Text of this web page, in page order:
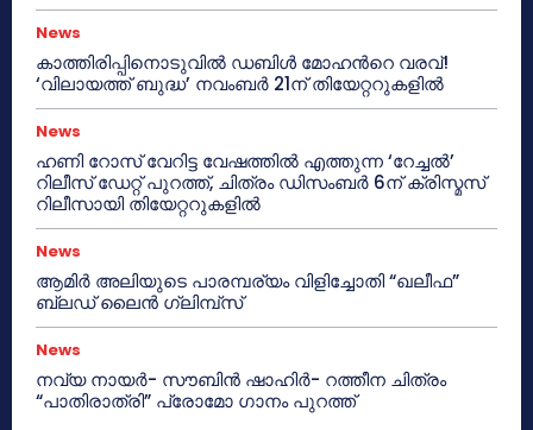
News
കാത്തിരിപ്പിനൊടുവിൽ ഡബിൾ മോഹന്‍റെ വരവ്!
‘വിലായത്ത് ബുദ്ധ’ നവംബർ 21ന് തിയേറ്ററുകളിൽ
News
ഹണി റോസ് വേറിട്ട വേഷത്തിൽ എത്തുന്ന ‘റേച്ചൽ’
റിലീസ് ഡേറ്റ് പുറത്ത്, ചിത്രം ഡിസംബർ 6ന് ക്രിസ്മസ്
റിലീസായി തിയേറ്ററുകളിൽ
News
ആമിർ അലിയുടെ പാരമ്പര്യം വിളിച്ചോതി “ഖലീഫ”
ബ്ലഡ് ലൈൻ ഗ്ലിമ്പ്സ്
News
നവ്യ നായർ- സൗബിൻ ഷാഹിർ- റത്തീന ചിത്രം
“പാതിരാത്രി” പ്രോമോ ഗാനം പുറത്ത്